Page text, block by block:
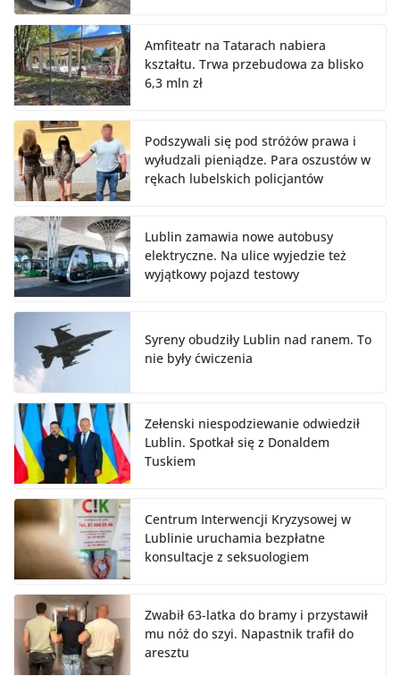
Amfiteatr na Tatarach nabiera
kształtu. Trwa przebudowa za blisko
6,3 mln zł
Podszywali się pod stróżów prawa i
wyłudzali pieniądze. Para oszustów w
rękach lubelskich policjantów
Lublin zamawia nowe autobusy
elektryczne. Na ulice wyjedzie też
wyjątkowy pojazd testowy
Syreny obudziły Lublin nad ranem. To
nie były ćwiczenia
Zełenski niespodziewanie odwiedził
Lublin. Spotkał się z Donaldem
Tuskiem
Centrum Interwencji Kryzysowej w
Lublinie uruchamia bezpłatne
konsultacje z seksuologiem
Zwabił 63-latka do bramy i przystawił
mu nóż do szyi. Napastnik trafił do
aresztu